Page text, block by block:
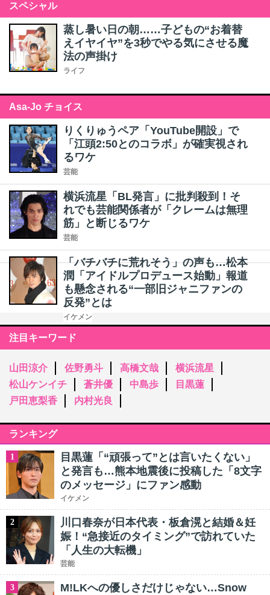
スペシャル
蒸し暑い日の朝……子どもの“お着替
えイヤイヤ”を3秒でやる気にさせる魔
法の声掛け
ライフ
Asa-Jo チョイス
りくりゅうペア「YouTube開設」で
「江頭2:50とのコラボ」が確実視され
るワケ
芸能
横浜流星「BL発言」に批判殺到！そ
れでも芸能関係者が「クレームは無理
筋」と断じるワケ
芸能
「バチバチに荒れそう」の声も…松本
潤「アイドルプロデュース始動」報道
も懸念される“一部旧ジャニファンの
反発”とは
イケメン
注目キーワード
山田涼介 佐野勇斗 高橋文哉
横浜流星
松山ケンイチ
蒼井優 中島歩
目黒蓮
戸田恵梨香
内村光良
ランキング
1
目黒蓮「“頑張って”とは言いたくない」
と発言も…熊本地震後に投稿した「8文字
のメッセージ」にファン感動
イケメン
2
川口春奈が日本代表・板倉滉と結婚＆妊
娠！“急接近のタイミング”で訪れていた
「人生の大転機」
芸能
3 M!LKへの優しさだけじゃない…Snow